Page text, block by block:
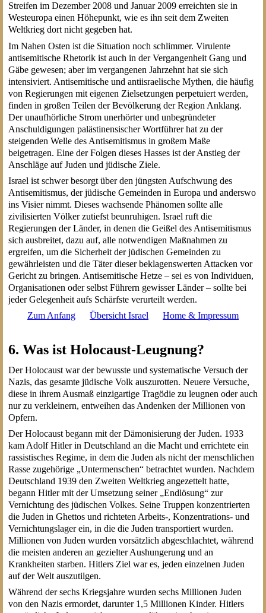
Streifen im Dezember 2008 und Januar 2009 erreichten sie in
Westeuropa einen Höhepunkt, wie es ihn seit dem Zweiten
Weltkrieg dort nicht gegeben hat.
Im Nahen Osten ist die Situation noch schlimmer. Virulente
antisemitische Rhetorik ist auch in der Vergangenheit Gang und
Gäbe gewesen; aber im vergangenen Jahrzehnt hat sie sich
intensiviert. Antisemitische und antiisraelische Mythen, die häufig
von Regierungen mit eigenen Zielsetzungen perpetuiert werden,
finden in großen Teilen der Bevölkerung der Region Anklang.
Der unaufhörliche Strom unerhörter und unbegründeter
Anschuldigungen palästinensischer Wortführer hat zu der
steigenden Welle des Antisemitismus in großem Maße
beigetragen. Eine der Folgen dieses Hasses ist der Anstieg der
Anschläge auf Juden und jüdische Ziele.
Israel ist schwer besorgt über den jüngsten Aufschwung des
Antisemitismus, der jüdische Gemeinden in Europa und anderswo
ins Visier nimmt. Dieses wachsende Phänomen sollte alle
zivilisierten Völker zutiefst beunruhigen. Israel ruft die
Regierungen der Länder, in denen die Geißel des Antisemitismus
sich ausbreitet, dazu auf, alle notwendigen Maßnahmen zu
ergreifen, um die Sicherheit der jüdischen Gemeinden zu
gewährleisten und die Täter dieser beklagenswerten Attacken vor
Gericht zu bringen. Antisemitische Hetze – sei es von Individuen,
Organisationen oder selbst Führern gewisser Länder – sollte bei
jeder Gelegenheit aufs Schärfste verurteilt werden.
Zum Anfang
Übersicht Israel Home & Impressum
6. Was ist Holocaust-Leugnung?
Der Holocaust war der bewusste und systematische Versuch der
Nazis, das gesamte jüdische Volk auszurotten. Neuere Versuche,
diese in ihrem Ausmaß einzigartige Tragödie zu leugnen oder auch
nur zu verkleinern, entweihen das Andenken der Millionen von
Opfern.
Der Holocaust begann mit der Dämonisierung der Juden. 1933
kam Adolf Hitler in Deutschland an die Macht und errichtete ein
rassistisches Regime, in dem die Juden als nicht der menschlichen
Rasse zugehörige „Untermenschen“ betrachtet wurden. Nachdem
Deutschland 1939 den Zweiten Weltkrieg angezettelt hatte,
begann Hitler mit der Umsetzung seiner „Endlösung“ zur
Vernichtung des jüdischen Volkes. Seine Truppen konzentrierten
die Juden in Ghettos und richteten Arbeits-, Konzentrations- und
Vernichtungslager ein, in die die Juden transportiert wurden.
Millionen von Juden wurden vorsätzlich abgeschlachtet, während
die meisten anderen an gezielter Aushungerung und an
Krankheiten starben. Hitlers Ziel war es, jeden einzelnen Juden
auf der Welt auszutilgen.
Während der sechs Kriegsjahre wurden sechs Millionen Juden
von den Nazis ermordet, darunter 1,5 Millionen Kinder. Hitlers